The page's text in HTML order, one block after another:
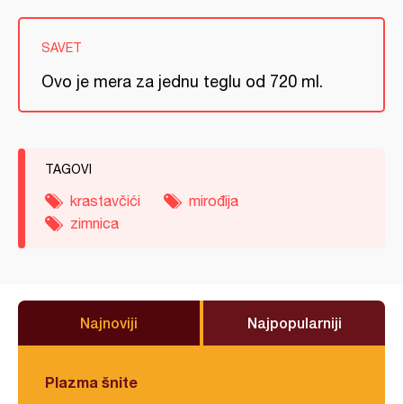
SAVET
Ovo je mera za jednu teglu od 720 ml.
TAGOVI
krastavčići
mirođija
zimnica
Najnoviji Najpopularniji
Plazma šnite